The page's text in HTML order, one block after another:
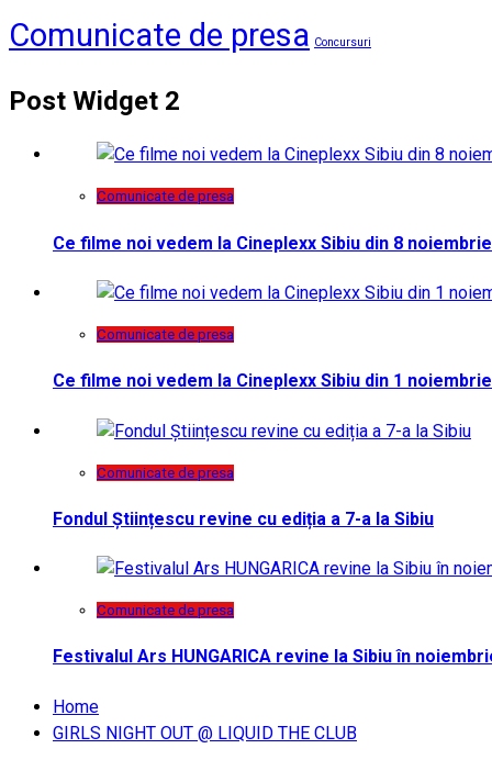
Comunicate de presa Concursuri
Post Widget 2
Comunicate de presa
Ce filme noi vedem la Cineplexx Sibiu din 8 noiembrie
Comunicate de presa
Ce filme noi vedem la Cineplexx Sibiu din 1 noiembrie
Comunicate de presa
Fondul Științescu revine cu ediția a 7-a la Sibiu
Comunicate de presa
Festivalul Ars HUNGARICA revine la Sibiu în
Home
GIRLS NIGHT OUT @ LIQUID THE CLUB